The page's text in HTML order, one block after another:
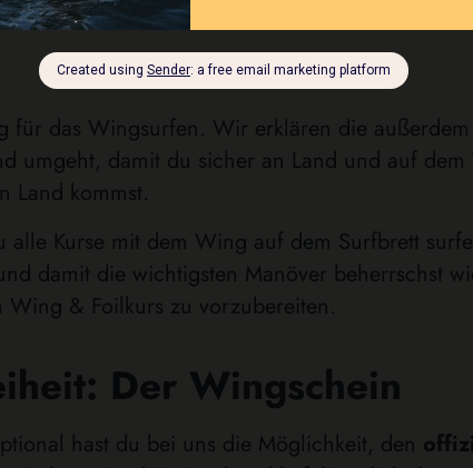
das Wingsurfen. Wir erklären die
damit du sicher an Land und auf
Land kommst.
Kurse mit dem Wing auf dem Surfbrett
damit die wichtigsten Manöver beherrschst
& Foilkurs zu vorzubereiten.
Der Wingschein
hast du bei uns die Möglichkeit, den